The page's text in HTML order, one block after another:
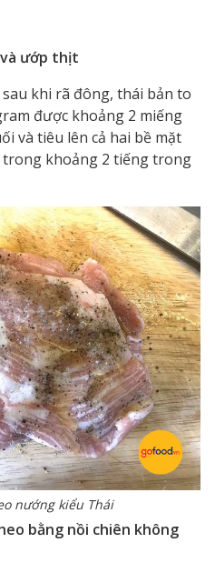
và ướp thịt
khi rã đông, thái bản to
được khoảng 2 miếng
và tiêu lên cả hai bề mặt
khoảng 2 tiếng trong
nướng kiểu Thái
bằng nồi chiên không